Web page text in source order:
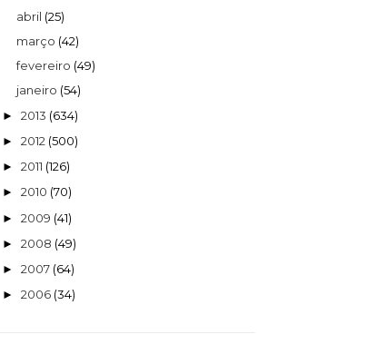
abril (25)
março (42)
fevereiro (49)
janeiro (54)
► 2013 (634)
► 2012 (500)
► 2011 (126)
► 2010 (70)
► 2009 (41)
► 2008 (49)
► 2007 (64)
► 2006 (34)